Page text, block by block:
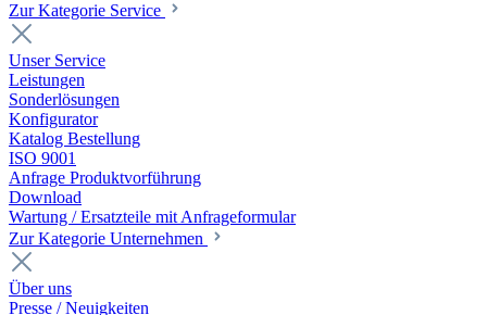
Zur Kategorie Service
Unser Service
Leistungen
Sonderlösungen
Konfigurator
Katalog Bestellung
ISO 9001
Anfrage Produktvorführung
Download
Wartung / Ersatzteile mit Anfrageformular
Zur Kategorie Unternehmen
Über uns
Presse / Neuigkeiten